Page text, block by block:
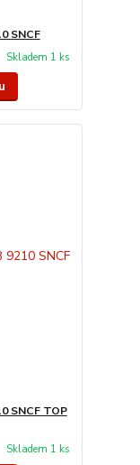
SNCF
Skladem 1 ks
SNCF TOP
Skladem 1 ks